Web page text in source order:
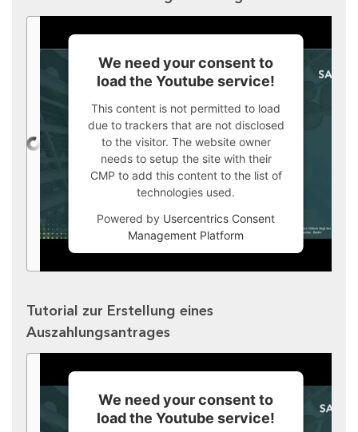
We need your consent to
load the Youtube service!
This content is not permitted to load
due to trackers that are not disclosed
to the visitor. The website owner
needs to setup the site with their
CMP to add this content to the list of
technologies used.
Powered by Usercentrics Consent
Management Platform
Tutorial zur Erstellung eines
Auszahlungsantrages
We need your consent to
load the Youtube service!